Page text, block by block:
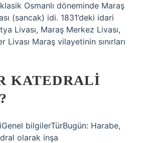
Osmanlı döneminde Maraş
(sancak) idi. 1831’deki idari
Livası, Maraş Merkez Livası,
Livası Maraş vilayetinin sınırları
KATEDRALI
bilgilerTürBugün: Harabe,
olarak inşa